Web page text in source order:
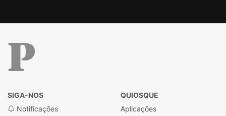
SIGA-NOS
Notificações
QUIOSQUE
Aplicações